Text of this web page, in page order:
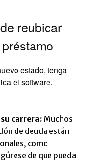
reubicar
estado, tenga
el software.
carrera:Muchos
de deuda están
como
de que pueda